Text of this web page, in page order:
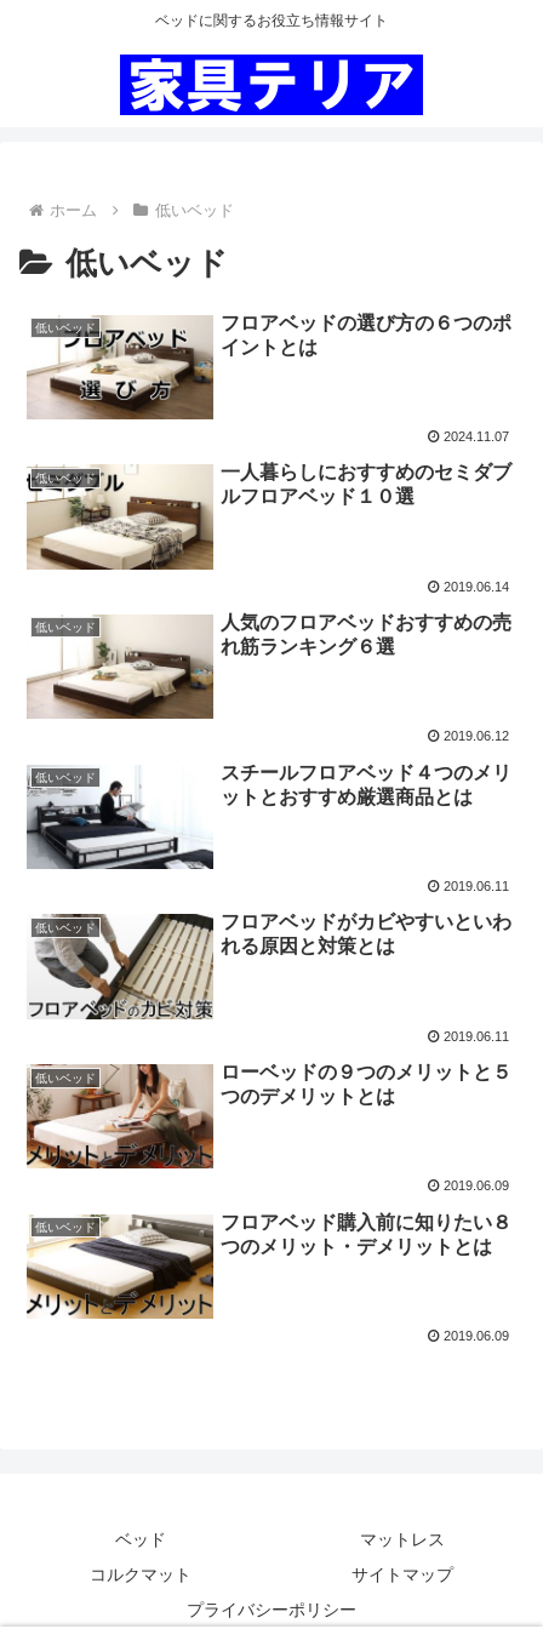
ベッドに関するお役立ち情報サイト
ホーム 低いベッド
低いベッド
低いベッド
フロアベッドの選び方の６つのポ
イントとは
2024.11.07
低いベッド
一人暮らしにおすすめのセミダブ
ルフロアベッド１０選
2019.06.14
低いベッド
人気のフロアベッドおすすめの売
れ筋ランキング６選
2019.06.12
低いベッド
スチールフロアベッド４つのメリ
ットとおすすめ厳選商品とは
2019.06.11
低いベッド
フロアベッドがカビやすいといわ
れる原因と対策とは
2019.06.11
低いベッド
ローベッドの９つのメリットと５
つのデメリットとは
2019.06.09
低いベッド
フロアベッド購入前に知りたい８
つのメリット・デメリットとは
2019.06.09
ベッド
マットレス
コルクマット
サイトマップ
プライバシーポリシー